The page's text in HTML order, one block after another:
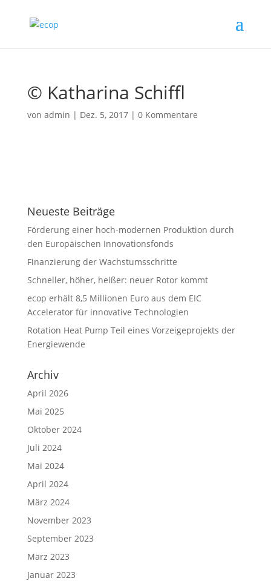
© Katharina Schiffl
von admin | Dez. 5, 2017| 0 Kommentare
Neueste Beiträge
Förderung einer hoch-modernen Produktion durch
den Europäischen Innovationsfonds
Finanzierung der Wachstumsschritte
Schneller, höher, heißer: neuer Rotor kommt
ecop erhält 8,5 Millionen Euro aus dem EIC
Accelerator für innovative Technologien
Rotation Heat Pump Teil eines Vorzeigeprojekts der
Energiewende
Archiv
April 2026
Mai 2025
Oktober 2024
Juli 2024
Mai 2024
April 2024
März 2024
November 2023
September 2023
März 2023
Januar 2023